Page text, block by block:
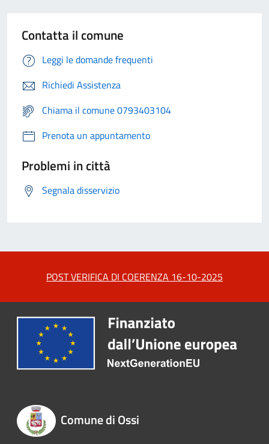
Contatta il comune
Leggi le domande frequenti
Richiedi Assistenza
Chiama il comune 0793403104
Prenota un appuntamento
Problemi in città
Segnala disservizio
POST VERIFICA DI COERENZA 16-10-2025
Comune di Ossi